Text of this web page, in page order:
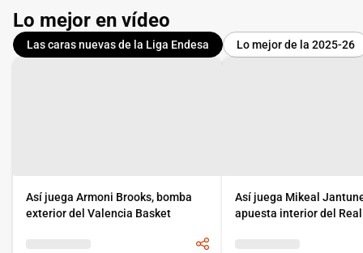
Lo mejor en vídeo
Las caras nuevas de la Liga Endesa Lo mejor de la 2025-26
Así juega Armoni Brooks, bomba
exterior del Valencia Basket
Así juega Mikeal
apuesta interior del